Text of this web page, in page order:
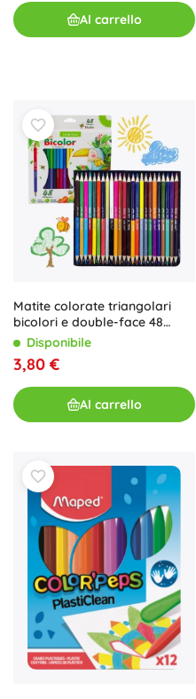
Al carrello
Matite colorate triangolari
bicolori e double-face 48
colori
Disponibile
3,80 €
Al carrello